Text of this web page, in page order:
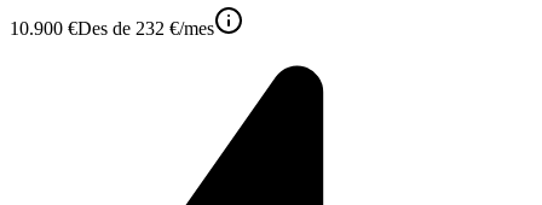
10.900 €Des de 232 €/mes